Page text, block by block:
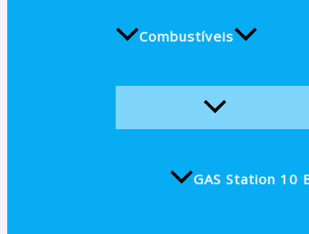
Combustíveis
GAS Station 10